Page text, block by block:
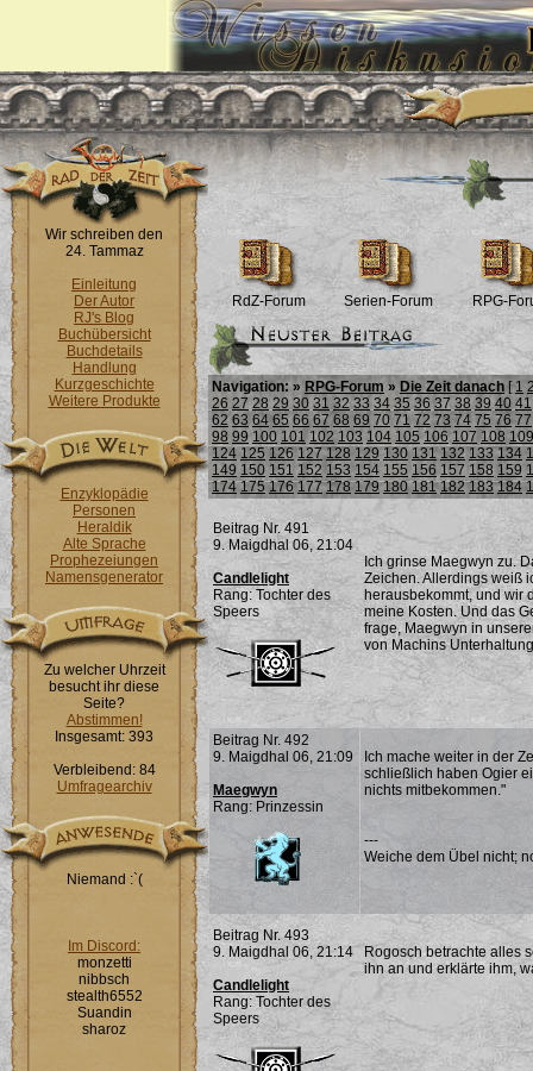
Wir schreiben den
24. Tammaz
Einleitung
Der Autor
RJ's Blog
Buchübersicht
Buchdetails
Handlung
Kurzgeschichte
Weitere Produkte
Enzyklopädie
Personen
Heraldik
Alte Sprache
Prophezeiungen
Namensgenerator
Zu welcher Uhrzeit
besucht ihr diese
Seite?
Abstimmen!
Insgesamt: 393
Verbleibend: 84
Umfragearchiv
Niemand :`(
Im Discord:
monzetti
nibbsch
stealth6552
Suandin
sharoz
RdZ-Forum Serien-Forum RPG-
Navigation: » RPG-Forum » Die Zeit danach [1
26 27 28 29 30 31 32 33 34 35 36 37 38 39 40 41
62 63 64 65 66 67 68 69 70 71 72 73 74 75 76 77
98 99 100 101 102 103 104 105 106 107 108 109
124 125 126 127 128 129 130 131 132 133 134
149 150 151 152 153 154 155 156 157 158 159
174 175 176 177 178 179 180 181 182 183 184
Beitrag Nr. 491
9. Maigdhal 06, 21:04
Candlelight
Rang: Tochter des
Speers
Ich grinse Maegwyn zu.
Zeichen. Allerdings weiß
herausbekommt, und wir
meine Kosten. Und das
frage, Maegwyn in
von Machins
Beitrag Nr. 492
9. Maigdhal 06, 21:09
Maegwyn
Rang: Prinzessin
Ich mache weiter in der
schließlich haben Ogier
nichts mitbekommen."
---
Weiche dem Übel nicht;
Beitrag Nr. 493
9. Maigdhal 06, 21:14
Candlelight
Rang: Tochter des
Speers
Rogosch betrachte alles
ihn an und erklärte ihm,